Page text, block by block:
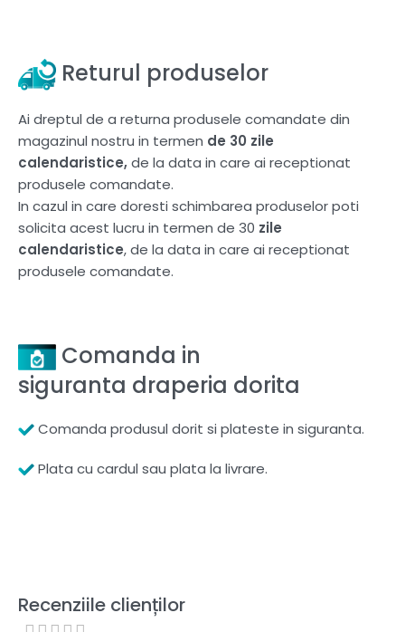
Returul produselor
Ai dreptul de a returna produsele comandate din
magazinul nostru in termen de 30 zile
calendaristice,de la data in care ai receptionat
produsele comandate.
In cazul in care doresti schimbarea produselor poti
solicita acest lucru in termen de 30 zile
calendaristice, de la data in care ai receptionat
produsele comandate.
Comanda in
siguranta draperia dorita
Comanda produsul dorit si plateste in siguranta.
Plata cu cardul sau plata la livrare.
Recenziile clienților